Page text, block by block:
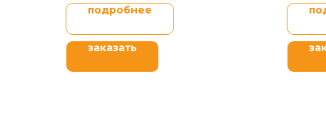
подробнее
заказать